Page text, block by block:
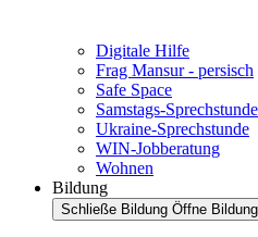
Digitale Hilfe
Frag Mansur - persisch
Safe Space
Samstags-Sprechstunde
Ukraine-Sprechstunde
WIN-Jobberatung
Wohnen
Bildung
Schließe Bildung Öffne Bildung